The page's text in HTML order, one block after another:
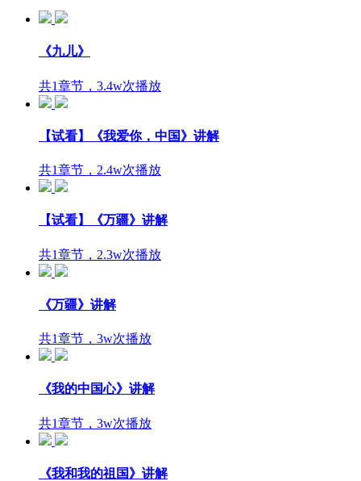
《九儿》
共1章节，3.4w次播放
【试看】《我爱你，中国》讲解
共1章节，2.4w次播放
【试看】《万疆》讲解
共1章节，2.3w次播放
《万疆》讲解
共1章节，3w次播放
《我的中国心》讲解
共1章节，3w次播放
《我和我的祖国》讲解